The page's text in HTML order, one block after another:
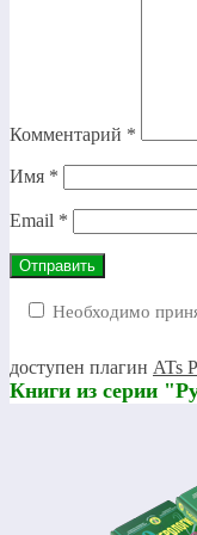
Комментарий *
Имя *
Email *
Необходимо
доступен плагин ATs
Книги из серии